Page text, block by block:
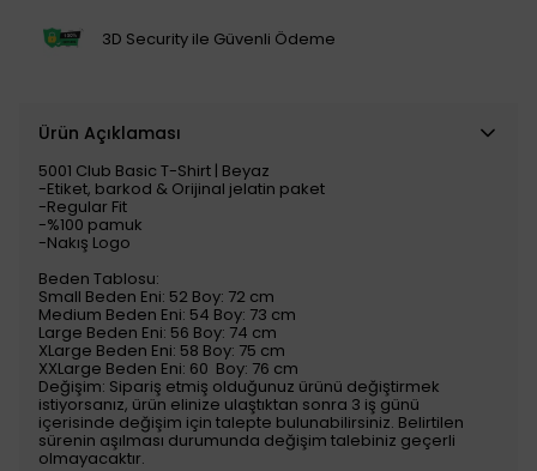
3D Security ile Güvenli Ödeme
Ürün Açıklaması
5001 Club Basic T-Shirt | Beyaz
​​​​​​​​​​​​​​​​​​​​​​​​​​​​​​​​​​​​​​​​​​​​​​​​​​​​​​​​​​​​​​​​​​​​​​​​​​​​​​​​​​​​-Etiket, barkod & Orijinal jelatin paket
-Regular Fit
-%100 pamuk
-Nakış Logo
Beden Tablosu:
Small Beden Eni: 52 Boy: 72 cm
Medium Beden Eni: 54 Boy: 73 cm
Large Beden Eni: 56 Boy: 74 cm
XLarge Beden Eni: 58 Boy: 75 cm
XXLarge Beden Eni: 60 Boy: 76 cm
Değişim: Sipariş etmiş olduğunuz ürünü değiştirmek
istiyorsanız, ürün elinize ulaştıktan sonra 3 iş günü
içerisinde değişim için talepte bulunabilirsiniz. Belirtilen
sürenin aşılması durumunda değişim talebiniz geçerli
olmayacaktır.